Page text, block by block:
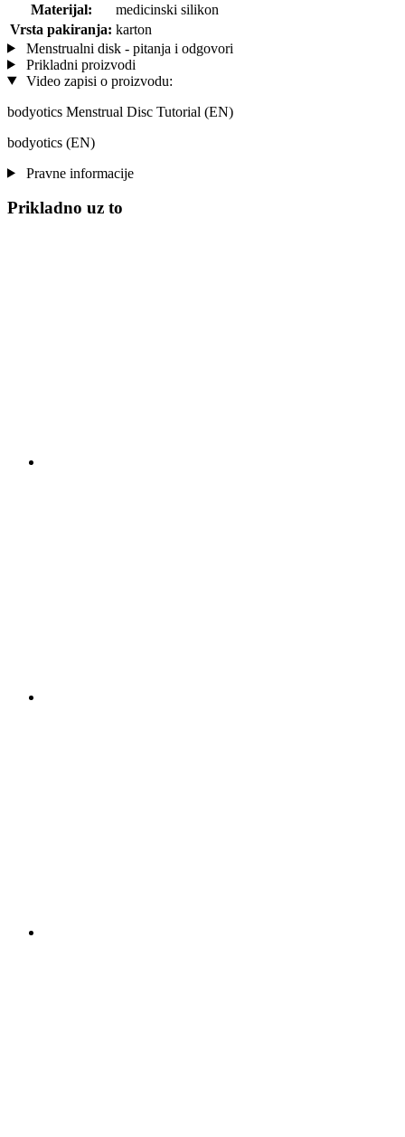
Materijal:
medicinski silikon
Vrsta pakiranja: karton
Menstrualni disk - pitanja i odgovori
Prikladni proizvodi
Video zapisi o proizvodu:
bodyotics Menstrual Disc Tutorial (EN)
bodyotics (EN)
Pravne informacije
Prikladno uz to